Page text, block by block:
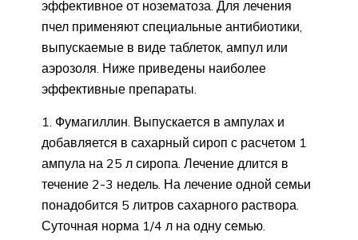
эффективное от нозематоза. Для лечения
пчел применяют специальные антибиотики,
выпускаемые в виде таблеток, ампул или
аэрозоля. Ниже приведены наиболее
эффективные препараты.
Фумагиллин. Выпускается в ампулах и
добавляется в сахарный сироп с расчетом 1
ампула на 25 л сиропа. Лечение длится в
течение 2-3 недель. На лечение одной семьи
понадобится 5 литров сахарного раствора.
Суточная норма 1/4 л на одну семью.